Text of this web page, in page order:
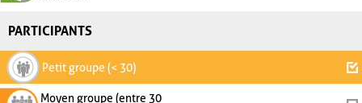
PARTICIPANTS
Petit groupe (< 30)
Moyen groupe (entre 30